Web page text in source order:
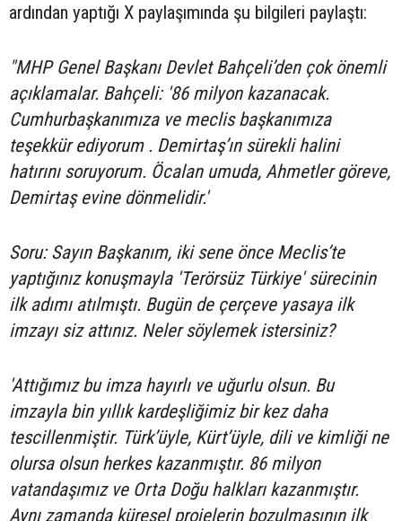
ardından yaptığı X paylaşımında şu bilgileri paylaştı:
"MHP Genel Başkanı Devlet Bahçeli’den çok önemli
açıklamalar. Bahçeli: '86 milyon kazanacak.
Cumhurbaşkanımıza ve meclis başkanımıza
teşekkür ediyorum . Demirtaş’ın sürekli halini
hatırını soruyorum. Öcalan umuda, Ahmetler göreve,
Demirtaş evine dönmelidir.'
Soru: Sayın Başkanım, iki sene önce Meclis’te
yaptığınız konuşmayla 'Terörsüz Türkiye' sürecinin
ilk adımı atılmıştı. Bugün de çerçeve yasaya ilk
imzayı siz attınız. Neler söylemek istersiniz?
'Attığımız bu imza hayırlı ve uğurlu olsun. Bu
imzayla bin yıllık kardeşliğimiz bir kez daha
tescillenmiştir. Türk’üyle, Kürt’üyle, dili ve kimliği ne
olursa olsun herkes kazanmıştır. 86 milyon
vatandaşımız ve Orta Doğu halkları kazanmıştır.
Aynı zamanda küresel projelerin bozulmasının ilk